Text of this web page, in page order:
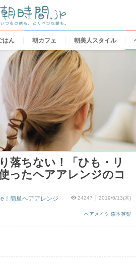
はん 朝カフェ 朝美人スタイル
落ちない！「ひも・リ
ったヘアアレンジのコ
24247 2019/6/13(木)
ヘアメイク 森本英梨
！簡単ヘアアレンジ